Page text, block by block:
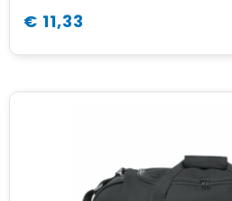
€ 11,33